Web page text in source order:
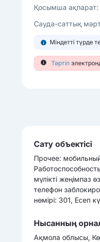
Қосымша
Сауда-саттық
Міндетті түрде
Тәртіп
Сату объектісі
Прочее:
мүлікті жеңімпаз
телефон
нөмірі: 301, Есеп
Нысанның
Ақмола облысы,